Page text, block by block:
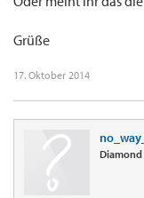
Grüße
17. Oktober 2014
Diamond